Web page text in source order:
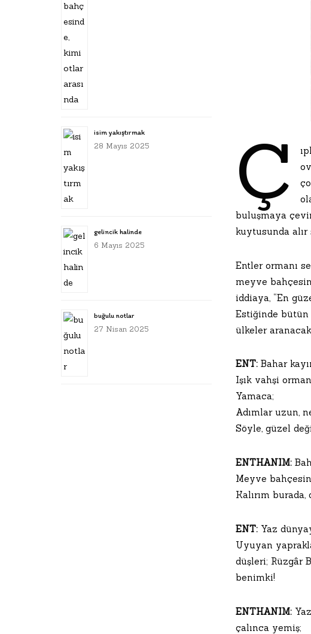
Ç
buluşmaya
kuytusunda alır
Entler ormanı
meyve
iddiaya, “En
Estiğinde bütün
ülkeler
ENT: Bahar
Işık vahşi
Yamaca;
Adımlar uzun,
Söyle, güzel
ENTHANIM:
Meyve
Kalırım
ENT: Yaz
Uyuyan
düşleri; Rüzgâr
benimki!
ENTHANIM:
çalınca yemiş;
isim yakıştırmak
28 Mayıs 2025
gelincik halinde
6 Mayıs 2025
buğulu notlar
27 Nisan 2025